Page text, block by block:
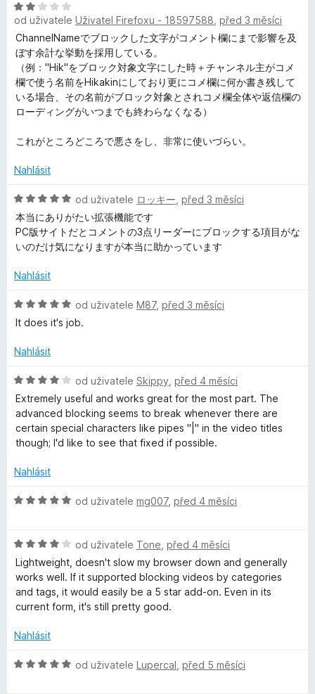
:
4
z
5
H
o
d
n
c
e
n
z
od uživatele Uživatel Firefoxu - 18597588 před 3 měsíci
ChannelNameでブロックした文字がコメント欄にまで影響を及
ぼす余計な挙動を採用している。
（例："Hik"をブロック対象文字にした時＋チャンネル主がコメ
欄で使う名前をHikakinにしており更にコメ欄に何か書き残して
いる場合、その名前がブロック対象とされコメ欄全体や返信欄の
ローディングがいつまでも終わらなくなる）
これがところどころで悪さをし、非常に使いづらい。
Nahlásit
H
o
d
n
c
n
5
5
od uživatele ロッキー před 3 měsíci
本当にありがたい拡張機能です
PC版サイトだとコメントの3点リーダーにブロックする項目がな
いのだけ気になりますが本当に助かっています
Nahlásit
H
o
n
c
e
z
od uživatele M87, před 3 měsíci
It does it's job.
Nahlásit
H
o
d
n
o
e
í
z
5
od uživatele Skippy před 4 měsíci
Extremely useful and works great for the most part. The
advanced blocking seems to break whenever there are
certain special characters like pipes "|" in the video titles
though; I'd like to see that fixed if possible.
Nahlásit
H
n
o
c
e
n
:
z
od uživatele mg007, před 4 měsíci
H
o
d
n
o
e
í
od uživatele Tone před 4 měsíci
Lightweight, doesn't slow my browser down and generally
works well. If it supported blocking videos by categories
and tags, it would easily be a 5 star add-on. Even in its
current form, it's still pretty good.
Nahlásit
H
od uživatele Lupercal před 5 měsíci